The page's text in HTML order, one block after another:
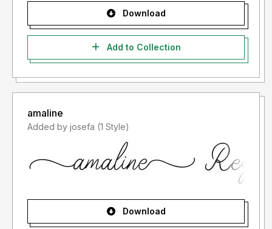
Download
Add to Collection
amaline
Added by josefa (1 Style)
Download